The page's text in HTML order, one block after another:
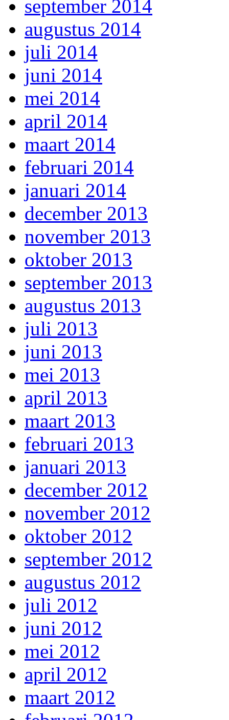
september 2014
augustus 2014
juli 2014
juni 2014
mei 2014
april 2014
maart 2014
februari 2014
januari 2014
december 2013
november 2013
oktober 2013
september 2013
augustus 2013
juli 2013
juni 2013
mei 2013
april 2013
maart 2013
februari 2013
januari 2013
december 2012
november 2012
oktober 2012
september 2012
augustus 2012
juli 2012
juni 2012
mei 2012
april 2012
maart 2012